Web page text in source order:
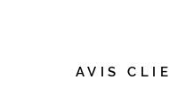
AVIS